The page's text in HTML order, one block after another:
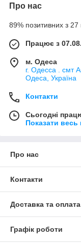
Про нас
89% позитивних з 27
Працює з
м. Одеса
г. Одесса . смт
Одеса, Україна
Контакти
Сьогодні
Показати весь
Про нас
Контакти
Доставка та оплата
Графік роботи